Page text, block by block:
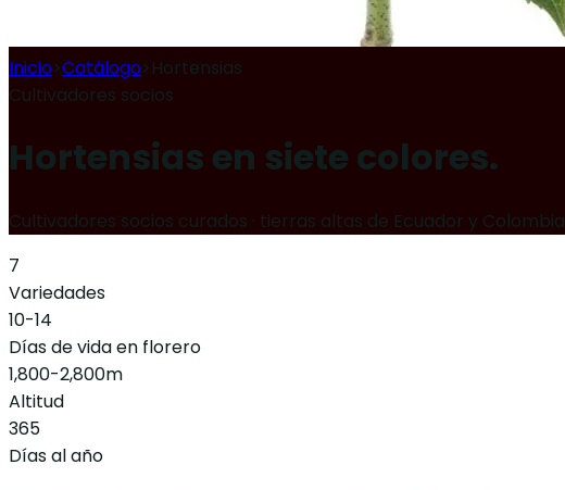
Inicio>Catálogo>Hortensias
Cultivadores socios
Hortensias en siete colores.
Cultivadores socios curados · tierras altas de Ecuador y Colombia
7
Variedades
10-14
Días de vida en florero
1,800-2,800m
Altitud
365
Días al año